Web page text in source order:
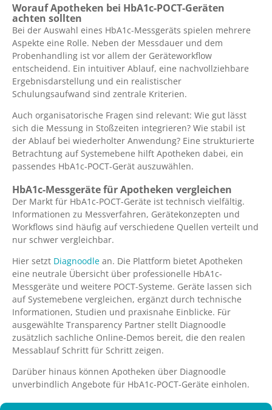
Worauf Apotheken bei HbA1c-POCT-Geräten
achten sollten
Bei der Auswahl eines HbA1c-Messgeräts spielen mehrere
Aspekte eine Rolle. Neben der Messdauer und dem
Probenhandling ist vor allem der Geräteworkflow
entscheidend. Ein intuitiver Ablauf, eine nachvollziehbare
Ergebnisdarstellung und ein realistischer
Schulungsaufwand sind zentrale Kriterien.
Auch organisatorische Fragen sind relevant: Wie gut lässt
sich die Messung in Stoßzeiten integrieren? Wie stabil ist
der Ablauf bei wiederholter Anwendung? Eine strukturierte
Betrachtung auf Systemebene hilft Apotheken dabei, ein
passendes HbA1c-POCT-Gerät auszuwählen.
HbA1c-Messgeräte für Apotheken vergleichen
Der Markt für HbA1c-POCT-Geräte ist technisch vielfältig.
Informationen zu Messverfahren, Gerätekonzepten und
Workflows sind häufig auf verschiedene Quellen verteilt und
nur schwer vergleichbar.
Hier setzt Diagnoodle an. Die Plattform bietet Apotheken
eine neutrale Übersicht über professionelle HbA1c-
Messgeräte und weitere POCT-Systeme. Geräte lassen sich
auf Systemebene vergleichen, ergänzt durch technische
Informationen, Studien und praxisnahe Einblicke. Für
ausgewählte Transparency Partner stellt Diagnoodle
zusätzlich sachliche Online-Demos bereit, die den realen
Messablauf Schritt für Schritt zeigen.
Darüber hinaus können Apotheken über Diagnoodle
unverbindlich Angebote für HbA1c-POCT-Geräte einholen.